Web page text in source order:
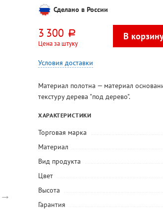
→
Сделано в России
3 300 руб.
Цена за штуку
Условия доставки
Материал полотна — материал
текстуру дерева "под дерево".
ХАРАКТЕРИСТИКИ
Торговая марка
Материал
Вид продукта
Цвет
Высота
Гарантия